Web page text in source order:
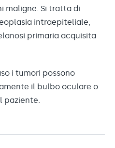
maligne. Si tratta di
intraepiteliale,
primaria acquisita
i tumori possono
il bulbo oculare o
paziente.